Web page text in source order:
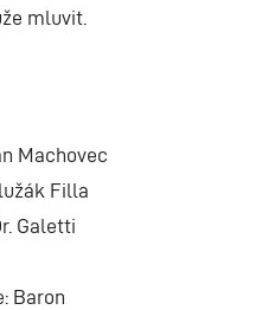
mluvit.
Machovec
Filla
Galetti
Baron